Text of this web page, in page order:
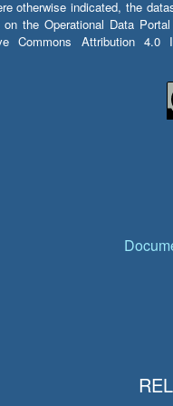
otherwise indicated, the
on the Operational Data
Commons Attribution 4.0